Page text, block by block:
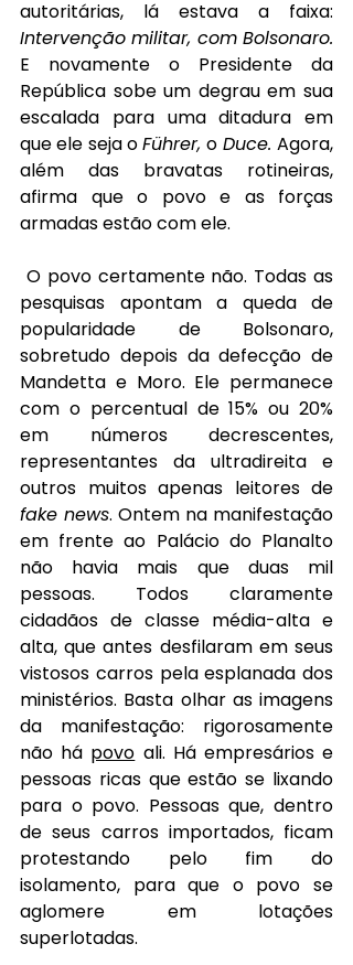
E novamente o Presidente da
República sobe um degrau em sua
escalada para uma ditadura em
que ele seja o Führer, o Duce. Agora,
além das bravatas rotineiras,
afirma que o povo e as forças
armadas estão com ele.
O povo certamente não. Todas as
pesquisas apontam a queda de
popularidade de Bolsonaro,
sobretudo depois da defecção de
Mandetta e Moro. Ele permanece
com o percentual de 15% ou 20%
em números decrescentes,
representantes da ultradireita e
fake news. Ontem na manifestação
em frente ao Palácio do Planalto
não havia mais que duas mil
pessoas. Todos claramente
cidadãos de classe média-alta e
alta, que antes desfilaram em seus
vistosos carros pela esplanada dos
ministérios. Basta olhar as imagens
da manifestação: rigorosamente
não há povo ali. Há empresários e
pessoas ricas que estão se lixando
para o povo. Pessoas que, dentro
de seus carros importados, ficam
protestando pelo fim do
isolamento, para que o povo se
aglomere em lotações
superlotadas.